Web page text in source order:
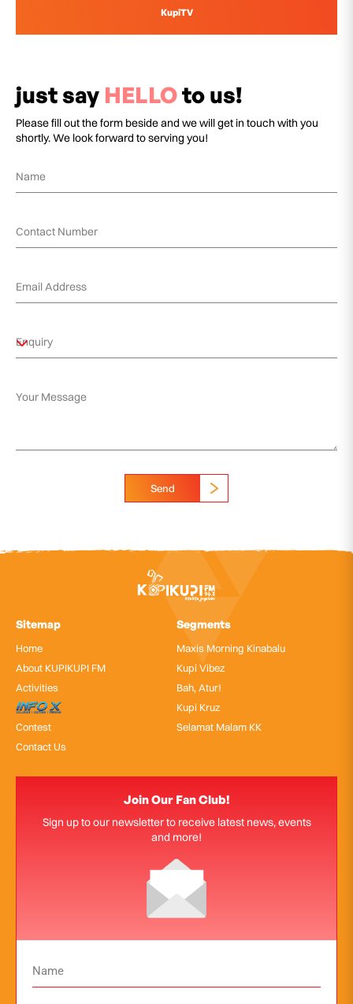
KupiTV
just say HELLOto us!
Please fill out the form beside and we will get in touch with you
shortly. We look forward to serving you!
Send
Sitemap
Home
About KUPIKUPI FM
Activities
InfoX
Contest
Contact Us
Segments
Maxis Morning Kinabalu
Kupi Vibez
Bah, Atur!
Kupi Kruz
Selamat Malam KK
Join Our Fan Club!
Sign up to our newsletter to receive latest news, events
and more!